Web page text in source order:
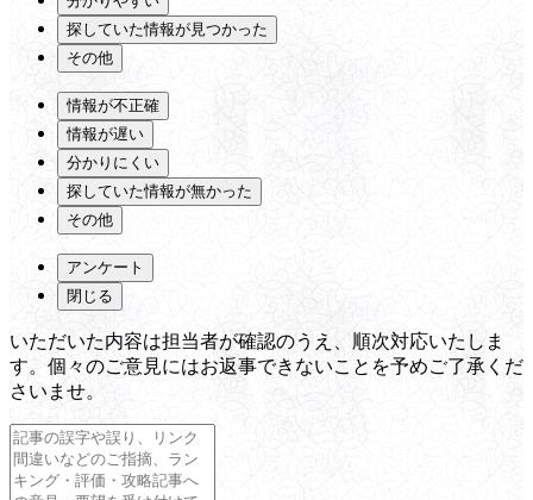
探していた情報が見つかった
その他
情報が不正確
情報が遅い
分かりにくい
探していた情報が無かった
その他
アンケート
閉じる
いただいた内容は担当者が確認のうえ、順次対応いたしま
す。個々のご意見にはお返事できないことを予めご了承くだ
さいませ。